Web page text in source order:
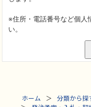
ホーム
分類から探